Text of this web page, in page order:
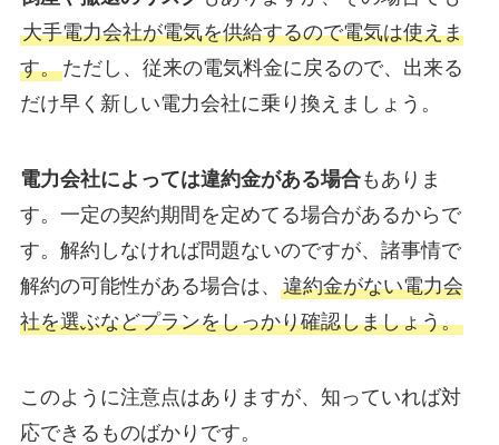
大手電力会社が電気を供給するので電気は使えま
す。ただし、従来の電気料金に戻るので、出来る
だけ早く新しい電力会社に乗り換えましょう。
電力会社によっては違約金がある場合もありま
す。一定の契約期間を定めてる場合があるからで
す。解約しなければ問題ないのですが、諸事情で
解約の可能性がある場合は、 違約金がない電力会
社を選ぶなどプランをしっかり確認しましょう。
このように注意点はありますが、知っていれば対
応できるものばかりです。